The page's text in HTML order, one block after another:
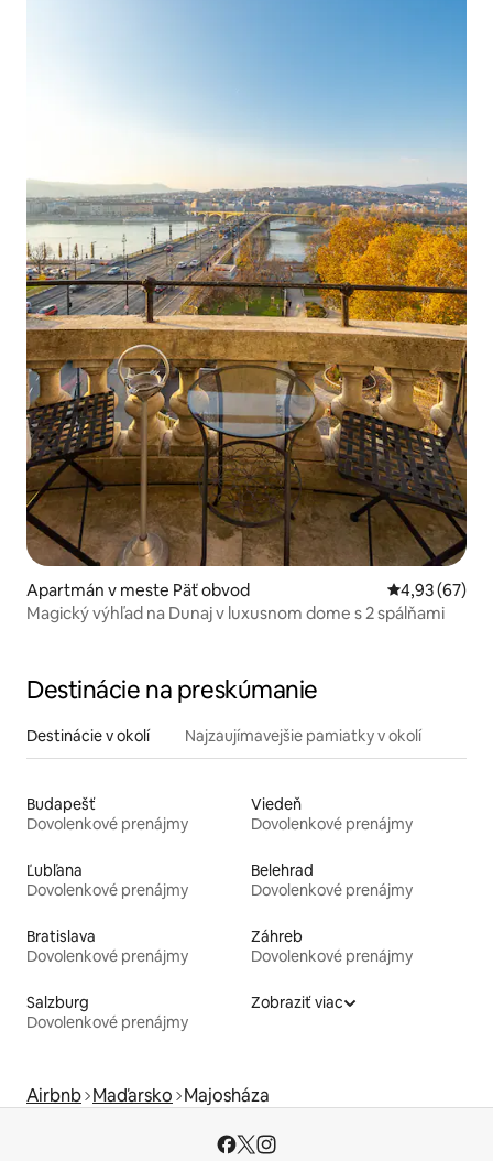
Apartmán v meste Päť obvod Priemerné
4,93 (67)
Magický výhľad na Dunaj v luxusnom dome s 2 spálňami
Destinácie na preskúmanie
Destinácie v okolí Najzaujímavejšie pamiatky v okolí
Budapešť
Dovolenkové prenájmy
Viedeň
Dovolenkové prenájmy
Ľubľana
Dovolenkové prenájmy
Belehrad
Dovolenkové prenájmy
Bratislava
Dovolenkové prenájmy
Záhreb
Dovolenkové prenájmy
Salzburg
Dovolenkové prenájmy
Zobraziť viac
Airbnb Maďarsko Majosháza